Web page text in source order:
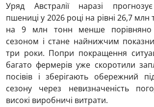
Уряд Австралії наразі
пшениці у 2026 році на рівні 26,7
на 9 млн тонн менше порівняно
сезоном і стане найнижчим
три роки. Попри покращення
багато фермерів уже скоротили
посівів і зберігають обережний
сезону через невизначеність
високі виробничі витрати.